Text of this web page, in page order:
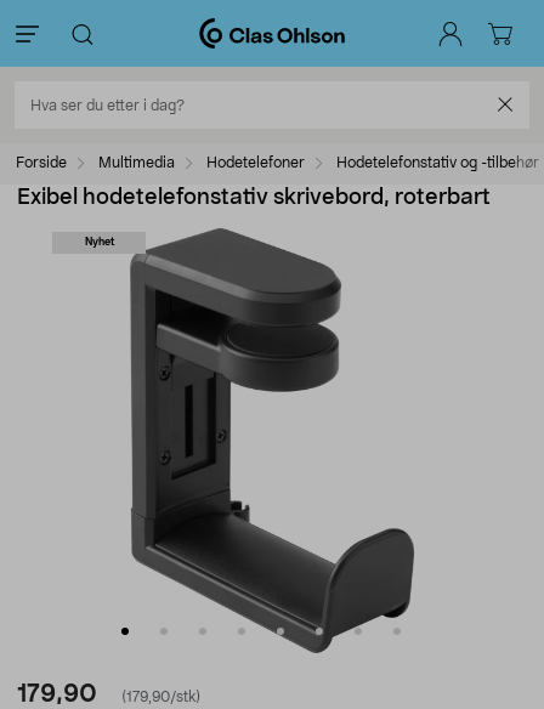
Forside Multimedia Hodetelefoner Hodetelefonstativ og -tilbehør
Exibel hodetelefonstativ skrivebord, roterbart
Nyhet
179,90
(179,90/stk)